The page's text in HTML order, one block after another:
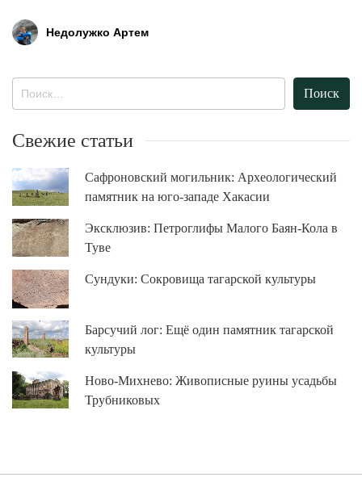
Недолужко Артем
Свежие статьи
Сафроновский могильник: Археологический
памятник на юго-западе Хакасии
Эксклюзив: Петроглифы Малого Баян-Кола в
Туве
Сундуки: Сокровища тагарской культуры
Барсучий лог: Ещё один памятник тагарской
культуры
Ново-Михнево: Живописные руины усадьбы
Трубниковых